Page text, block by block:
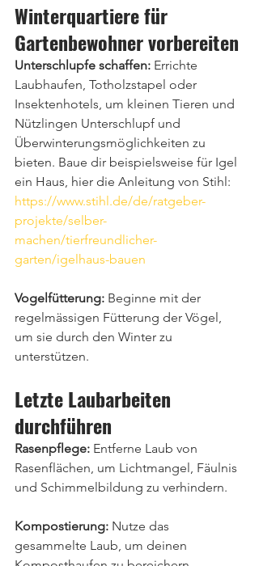
Winterquartiere für
Gartenbewohner vorbereiten
Unterschlupfe schaffen: Errichte
Laubhaufen, Totholzstapel oder
Insektenhotels, um kleinen Tieren und
Nützlingen Unterschlupf und
Überwinterungsmöglichkeiten zu
bieten. Baue dir beispielsweise für Igel
ein Haus, hier die Anleitung von Stihl:
https://www.stihl.de/de/ratgeber-
projekte/selber-
machen/tierfreundlicher-
garten/igelhaus-bauen
Vogelfütterung: Beginne mit der
regelmässigen Fütterung der Vögel,
um sie durch den Winter zu
unterstützen.
Letzte Laubarbeiten
durchführen
Rasenpflege: Entferne Laub von
Rasenflächen, um Lichtmangel, Fäulnis
und Schimmelbildung zu verhindern.
Kompostierung: Nutze das
gesammelte Laub, um deinen